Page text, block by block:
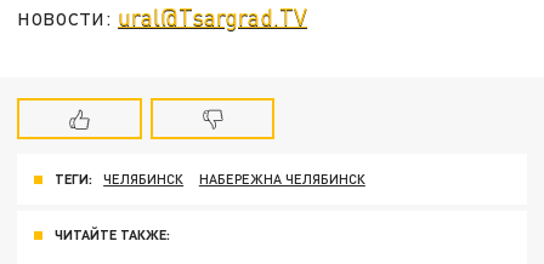
новости: ural@Tsargrad.TV
ТЕГИ: ЧЕЛЯБИНСК НАБЕРЕЖНА ЧЕЛЯБИНСК
ЧИТАЙТЕ ТАКЖЕ: